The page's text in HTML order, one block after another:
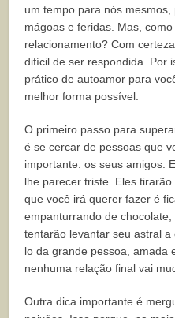
um tempo para nós
mágoas e feridas. Mas,
relacionamento? Com
difícil de ser respondida. Por
prático de autoamor para
melhor forma possível.
O primeiro passo para
é se cercar de pessoas que
importante: os seus amigos.
lhe parecer triste. Eles
que você irá querer fazer é
empanturrando de
tentarão levantar seu astral
lo da grande pessoa, amada
nenhuma relação final vai
Outra dica importante é